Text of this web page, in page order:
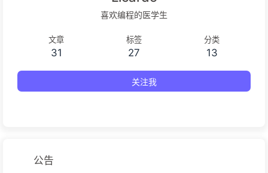
喜欢编程的医学生
文章
31
标签
27
分类
13
关注我
公告